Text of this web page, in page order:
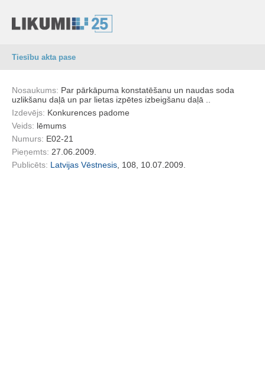
Tiesību akta pase
Nosaukums: Par pārkāpuma konstatēšanu un naudas soda
uzlikšanu daļā un par lietas izpētes izbeigšanu daļā ..
Izdevējs: Konkurences padome
Veids: lēmums
Numurs: E02-21
Pieņemts: 27.06.2009.
Publicēts: Latvijas Vēstnesis , 108, 10.07.2009.